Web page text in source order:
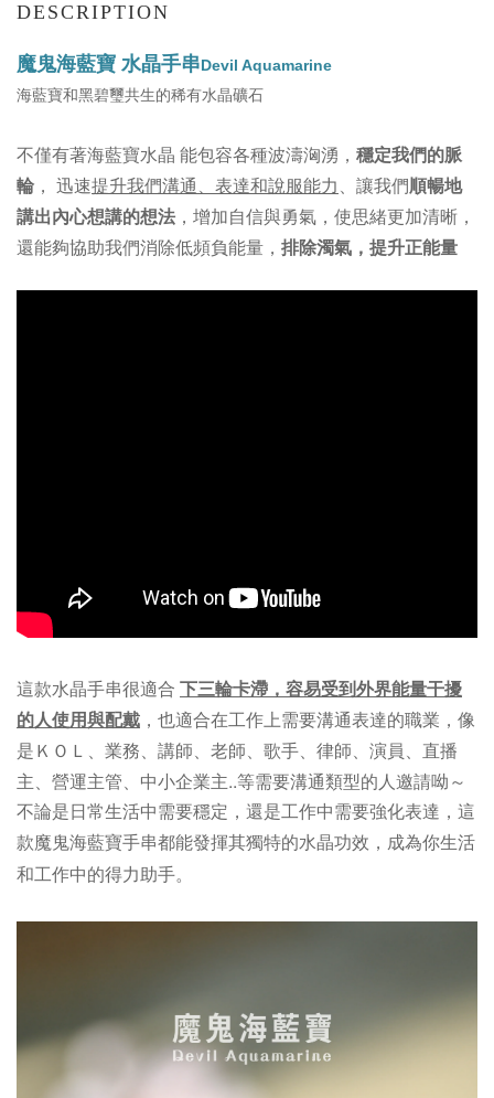
DESCRIPTION
魔鬼海藍寶 水晶手串Devil Aquamarine
海藍寶和黑碧璽共生的稀有水晶礦石
不僅有著海藍寶水晶 能包容各種波濤洶湧， 穩定我們的脈
輪 ， 迅速提升我們溝通、表達和說服能力、讓我們順暢地
講出內心想講的想法 ，增加自信與勇氣，使思緒更加清晰，
還能夠協助我們消除低頻負能量， 排除濁氣，提升正能量
這款水晶手串很適合 下三輪卡滯，容易受到外界能量干擾
的人使用與配戴 ，也適合在工作上需要溝通表達的職業，像
是ＫＯＬ 、 業務、講師、老師、歌手、律師、演員、直播
主、營運主管、中小企業主..等需要溝通類型的人邀請呦～
不論是日常生活中需要穩定，還是工作中需要強化表達，這
款魔鬼海藍寶手串都能發揮其獨特的水晶功效，成為你生活
和工作中的得力助手。